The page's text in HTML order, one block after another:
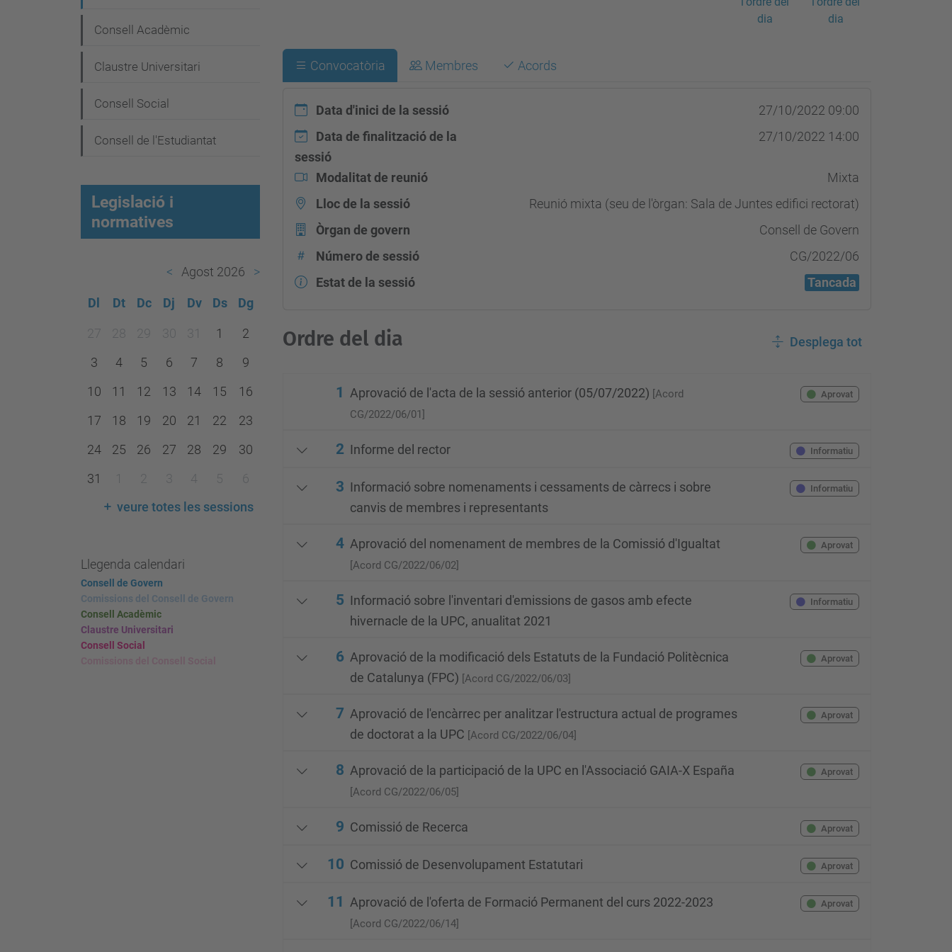
dia
dia
Convocatòria Membres Acords
Data d'inici de la sessió
27/10/2022 09:00
Data de finalització de la
sessió
27/10/2022 14:00
Modalitat de reunió
Mixta
Lloc de la sessió
Reunió mixta (seu de l'òrgan: Sala de Juntes edifici rectorat)
Òrgan de govern
Consell de Govern
Número de sessió
CG/2022/06
Estat de la sessió
Tancada
Ordre del dia Desplega tot
1 Aprovació de l'acta de la sessió anterior (05/07/2022) [Acord
CG/2022/06/01]
Aprovat
2 Informe del rector Informatiu
3 Informació sobre nomenaments i cessaments de càrrecs i sobre
canvis de membres i representants
Informatiu
4 Aprovació del nomenament de membres de la Comissió d'Igualtat
[Acord CG/2022/06/02]
Aprovat
5 Informació sobre l'inventari d'emissions de gasos amb efecte
hivernacle de la UPC, anualitat 2021
Informatiu
6 Aprovació de la modificació dels Estatuts de la Fundació Politècnica
de Catalunya (FPC) [Acord CG/2022/06/03]
Aprovat
7 Aprovació de l'encàrrec per analitzar l'estructura actual de programes
de doctorat a la UPC [Acord CG/2022/06/04]
Aprovat
8 Aprovació de la participació de la UPC en l'Associació GAIA-X España
[Acord CG/2022/06/05]
Aprovat
9 Comissió de Recerca Aprovat
10 Comissió de Desenvolupament Estatutari Aprovat
11 Aprovació de l'oferta de Formació Permanent del curs 2022-2023
[Acord CG/2022/06/14]
Aprovat
g
c
i
Consell Acadèmic
Claustre Universitari
Consell Social
Consell de l'Estudiantat
Legislació i
normatives
Agost 2026
m
8
Dl Dt Dc Dj Dv Ds Dg
27 28 29 30 31 1
2
3
4 5 6 7 8
9
10
11 12 13 14 15
16
17
18 19 20 21 22
23
24
25 26 27 28 29
30
31
1 2 3 4 5
6
veure totes les sessions
Llegenda calendari
Consell de Govern
Comissions del Consell de Govern
Consell Acadèmic
Claustre Universitari
Consell Social